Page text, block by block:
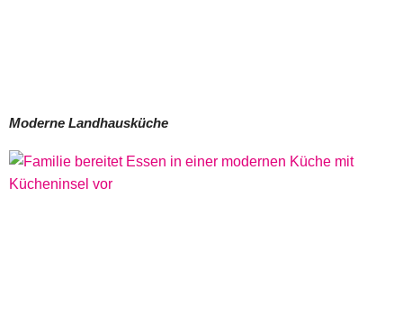
Moderne Landhausküche